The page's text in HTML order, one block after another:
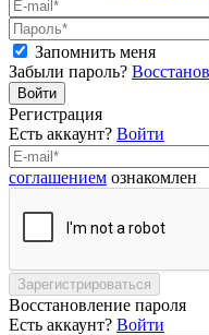
Запомнить меня
Забыли пароль?
Войти
Регистрация
Есть аккаунт? Войти
соглашением ознакомлен
Зарегистрироваться
Восстановление пароля
Есть аккаунт? Войти